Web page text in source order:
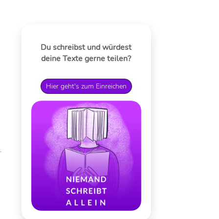
Du schreibst und würdest
deine Texte gerne teilen?
Hier geht's zum Einreichen